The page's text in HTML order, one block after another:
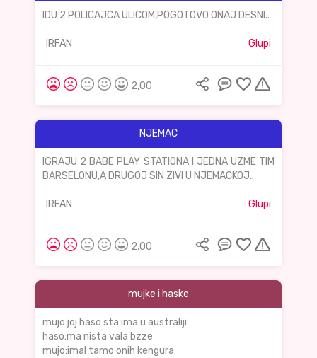
IDU 2 POLICAJCA ULICOM,POGOTOVO ONAJ DESNI..
IRFAN Glupi
2,00
NJEMAC
IGRAJU 2 BABE PLAY STATIONA I JEDNA UZME TIM
BARSELONU,A DRUGOJ SIN ZIVI U NJEMACKOJ..
IRFAN Glupi
2,00
mujke i haske
mujo:joj haso sta ima u australiji
haso:ma nista vala bzze
mujo:imal tamo onih kengura